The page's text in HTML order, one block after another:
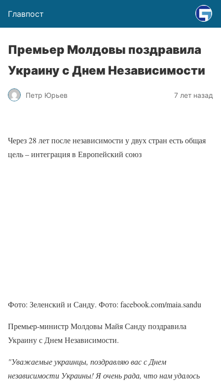
Главпост
Премьер Молдовы поздравила
Украину с Днем Независимости
Петр Юрьев 7 лет назад
Через 28 лет после независимости у двух стран есть общая
цель – интеграция в Европейский союз
Фото: Зеленский и Санду. Фото: facebook.com/maia.sandu
Премьер-министр Молдовы Майя Санду поздравила
Украину с Днем Независимости.
"Уважаемые украинцы, поздравляю вас с Днем
независимости Украины! Я очень рада, что нам удалось